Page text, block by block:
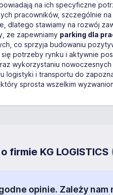
na ich specyficzne
pracowników, szczególnie
dlatego stawiamy na rozwój
że zapewniamy parking dla
co sprzyja budowaniu
potrzeby rynku i aktywnie
wykorzystaniu
logistyki i transportu do
sprosta wszelkim
firmie KG LOGISTICS
opinie. Zależy